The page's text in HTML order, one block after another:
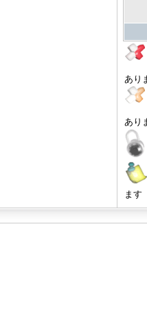
あり
あり
ます